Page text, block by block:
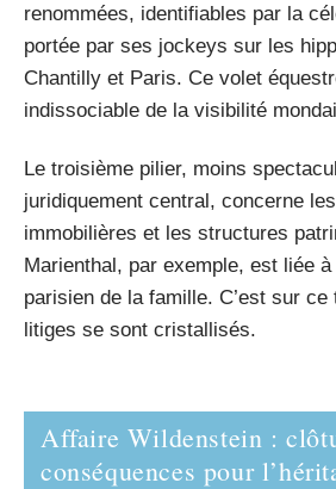
renommées, identifiables par la
portée par ses jockeys sur les
Chantilly et Paris. Ce volet
indissociable de la visibilité
Le troisième pilier, moins
juridiquement central, concerne
immobilières et les structures
Marienthal, par exemple, est liée à
parisien de la famille. C’est sur ce
litiges se sont cristallisés.
Affaire Wildenstein :
conséquences pour